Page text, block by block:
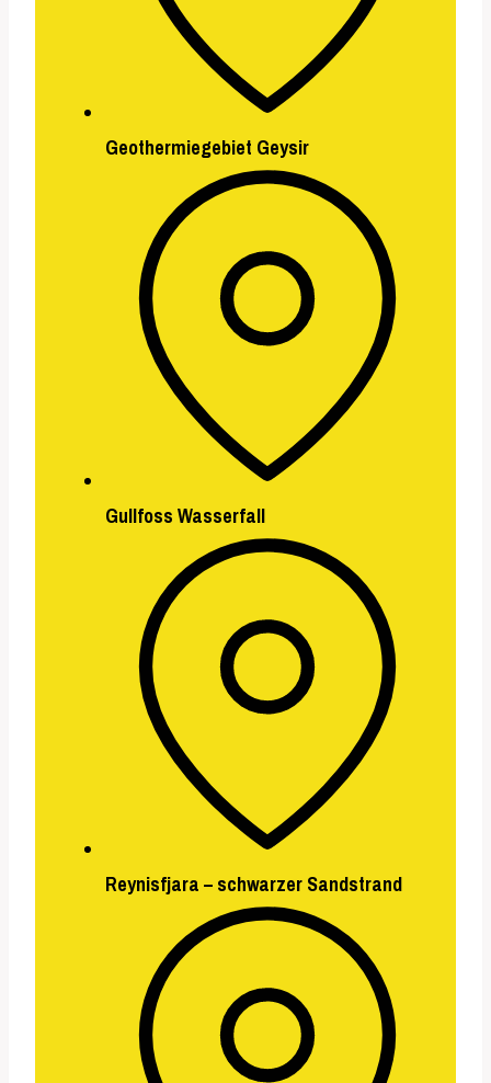
Geothermiegebiet Geysir
Gullfoss Wasserfall
Reynisfjara – schwarzer Sandstrand